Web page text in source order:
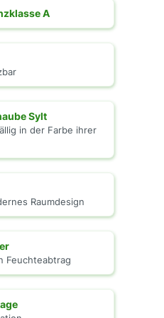
A
Sylt
in der Farbe ihrer
Raumdesign
Feuchteabtrag